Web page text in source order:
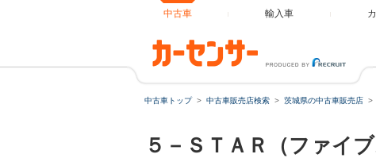
中古車 輸入車
中古車トップ 中古車販売店検索 茨城県の中古車販売店
５－ＳＴＡＲ（ファイ